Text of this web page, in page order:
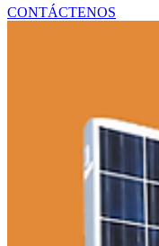
PIEZAS
CALZADO
CONTÁCTENOS